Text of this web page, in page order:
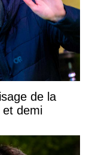
de la
et demi